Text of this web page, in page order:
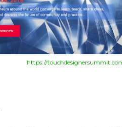
https://